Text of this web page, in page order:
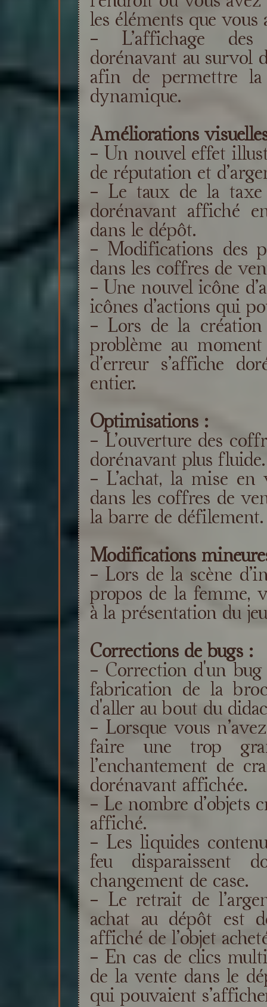
les éléments que vous
- L’affichage des
dorénavant au survol
afin de permettre la
dynamique.
Améliorations
- Un nouvel effet
de réputation et
- Le taux de la taxe
dorénavant affiché
dans le dépôt.
- Modifications des
dans les coffres de
- Une nouvel icône
icônes d’actions qui
- Lors de la création
problème au
d’erreur s’affiche
entier.
Optimisations :
- L’ouverture des
dorénavant plus fluide.
- L’achat, la mise
dans les coffres de
la barre de défilement.
Modifications
- Lors de la scène
propos de la femme,
à la présentation du
Corrections de bugs :
- Correction d'un
fabrication de la
d'aller au bout du
- Lorsque vous
faire une trop
l’enchantement de
dorénavant affichée.
- Le nombre d’objets
affiché.
- Les liquides
feu disparaissent
changement de case.
- Le retrait de
achat au dépôt est
affiché de l’objet
- En cas de clics
de la vente dans le
qui pouvaient